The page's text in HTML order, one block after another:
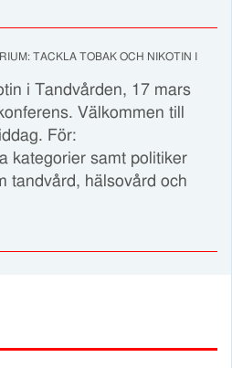
TACKLA TOBAK OCH NIKOTIN I
i Tandvården, 17 mars
Välkommen till
För:
kategorier samt politiker
tandvård, hälsovård och